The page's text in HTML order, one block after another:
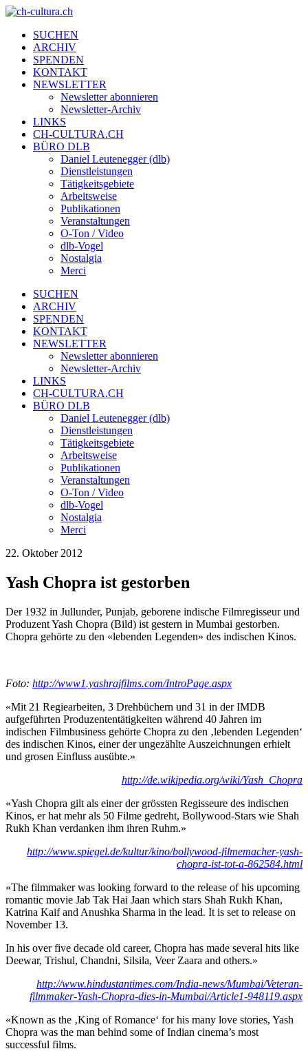
SUCHEN
ARCHIV
SPENDEN
KONTAKT
NEWSLETTER
Newsletter abonnieren
Newsletter-Archiv
LINKS
CH-CULTURA.CH
BÜRO DLB
Daniel Leutenegger (dlb)
Dienstleistungen
Tätigkeitsgebiete
Arbeitsweise
Publikationen
Veranstaltungen
O-Ton / Video
dlb-Vogel
Nostalgia
Merci
SUCHEN
ARCHIV
SPENDEN
KONTAKT
NEWSLETTER
Newsletter abonnieren
Newsletter-Archiv
LINKS
CH-CULTURA.CH
BÜRO DLB
Daniel Leutenegger (dlb)
Dienstleistungen
Tätigkeitsgebiete
Arbeitsweise
Publikationen
Veranstaltungen
O-Ton / Video
dlb-Vogel
Nostalgia
Merci
22. Oktober 2012
Yash Chopra ist gestorben
Der 1932 in Jullunder, Punjab, geborene indische Filmregisseur und
Produzent Yash Chopra (Bild) ist gestern in Mumbai gestorben.
Chopra gehörte zu den «lebenden Legenden» des indischen Kinos.
Foto: http://www1.yashrajfilms.com/IntroPage.aspx
«Mit 21 Regiearbeiten, 3 Drehbüchern und 31 in der IMDB
aufgeführten Produzententätigkeiten während 40 Jahren im
indischen Filmbusiness gehörte Chopra zu den ‚lebenden Legenden‘
des indischen Kinos, einer der ungezählte Auszeichnungen erhielt
und grosen Einfluss ausübte.»
http://de.wikipedia.org/wiki/Yash_Chopra
«Yash Chopra gilt als einer der grössten Regisseure des indischen
Kinos, er hat mehr als 50 Filme gedreht, Bollywood-Stars wie Shah
Rukh Khan verdanken ihm ihren Ruhm.»
http://www.spiegel.de/kultur/kino/bollywood-filmemacher-yash-
chopra-ist-tot-a-862584.html
«The filmmaker was looking forward to the release of his upcoming
romantic movie Jab Tak Hai Jaan which stars Shah Rukh Khan,
Katrina Kaif and Anushka Sharma in the lead. It is set to release on
November 13.
In his over five decade old career, Chopra has made several hits like
Deewar, Trishul, Chandni, Silsila, Veer Zaara and others.»
http://www.hindustantimes.com/India-news/Mumbai/Veteran-
filmmaker-Yash-Chopra-dies-in-Mumbai/Article1-948119.aspx
«Known as the ‚King of Romance‘ for his many love stories, Yash
Chopra was the man behind some of Indian cinema’s most
successful films.